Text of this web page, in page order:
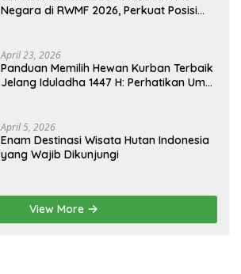
Negara di RWMF 2026, Perkuat Posisi
April 23, 2026
Panduan Memilih Hewan Kurban Terbaik
Jelang Iduladha 1447 H: Perhatikan Umur
April 5, 2026
Enam Destinasi Wisata Hutan Indonesia
yang Wajib Dikunjungi
View More